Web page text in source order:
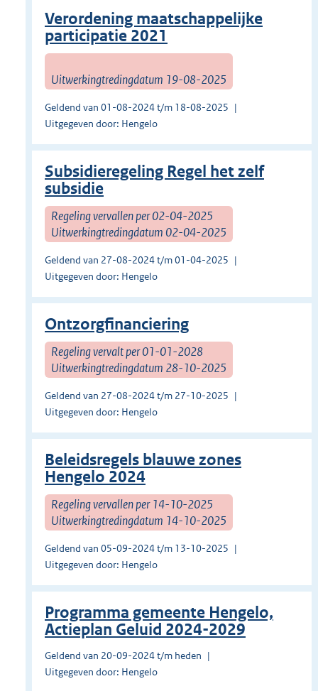
Verordening maatschappelijke
participatie 2021
Uitwerkingtredingdatum 19-08-2025
Geldend van 01-08-2024 t/m 18-08-2025
Uitgegeven door: Hengelo
Subsidieregeling Regel het zelf
subsidie
Regeling vervallen per 02-04-2025
Uitwerkingtredingdatum 02-04-2025
Geldend van 27-08-2024 t/m 01-04-2025
Uitgegeven door: Hengelo
Ontzorgfinanciering
Regeling vervalt per 01-01-2028
Uitwerkingtredingdatum 28-10-2025
Geldend van 27-08-2024 t/m 27-10-2025
Uitgegeven door: Hengelo
Beleidsregels blauwe zones
Hengelo 2024
Regeling vervallen per 14-10-2025
Uitwerkingtredingdatum 14-10-2025
Geldend van 05-09-2024 t/m 13-10-2025
Uitgegeven door: Hengelo
Programma gemeente Hengelo,
Actieplan Geluid 2024-2029
Geldend van 20-09-2024 t/m heden
Uitgegeven door: Hengelo